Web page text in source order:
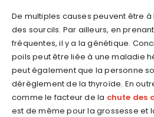
De multiples causes peuvent être à
des sourcils. Par ailleurs, en
fréquentes, il y a la génétique.
poils peut être liée à une maladie
peut également que la personne
dérèglement de la thyroïde. En
comme le facteur de la chute des
est de même pour la grossesse et